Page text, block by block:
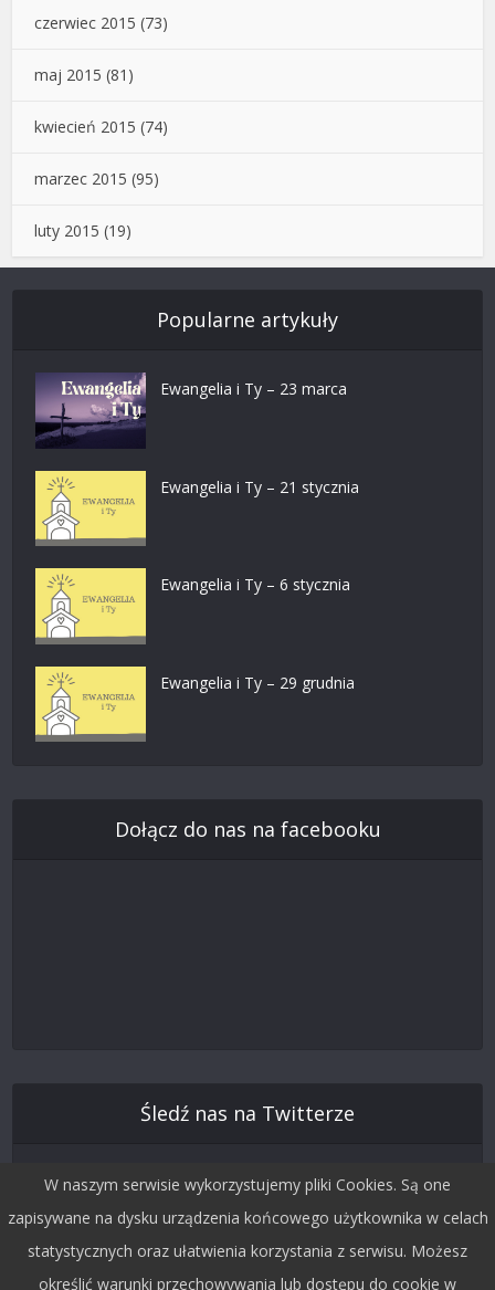
czerwiec 2015 (73)
maj 2015 (81)
kwiecień 2015 (74)
marzec 2015 (95)
luty 2015 (19)
Popularne artykuły
Ewangelia i Ty – 23 marca
Ewangelia i Ty – 21 stycznia
Ewangelia i Ty – 6 stycznia
Ewangelia i Ty – 29 grudnia
Dołącz do nas na facebooku
Śledź nas na Twitterze
W naszym serwisie wykorzystujemy pliki Cookies. Są one
zapisywane na dysku urządzenia końcowego użytkownika w celach
statystycznych oraz ułatwienia korzystania z serwisu. Możesz
określić warunki przechowywania lub dostępu do cookie w